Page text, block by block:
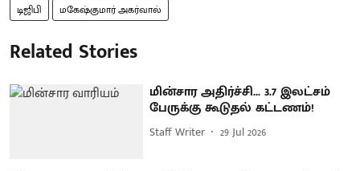
டிஜிபி மகேஷ்குமார் அகர்வால்
Related Stories
மின்சார அதிர்ச்சி... 3.7 இலட்சம்
பேருக்கு கூடுதல் கட்டணம்!
Staff Writer 29 Jul 2026